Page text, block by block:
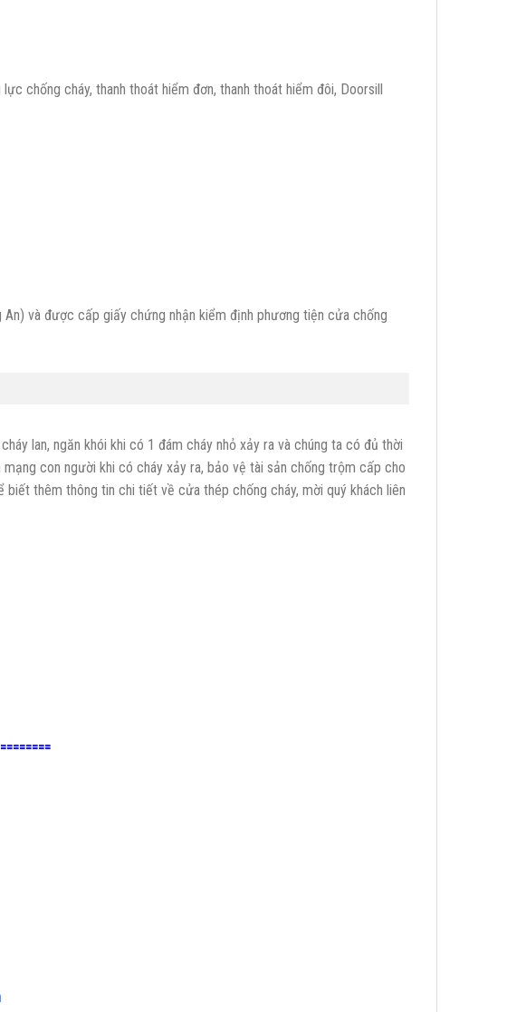
chống cháy, thanh thoát hiểm đơn, thanh thoát hiểm đôi, Doorsill
và được cấp giấy chứng nhận kiểm định phương tiện cửa chống
lan, ngăn khói khi có 1 đám cháy nhỏ xảy ra và chúng ta có đủ thời
con người khi có cháy xảy ra, bảo vệ tài sản chống trộm cấp cho
thêm thông tin chi tiết về cửa thép chống cháy, mời quý khách liên